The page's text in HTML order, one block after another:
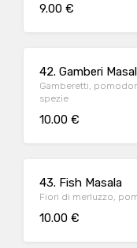
9.00 €
42. Gamberi
Gamberetti,
spezie
10.00 €
43. Fish Masala
Fiori di merluzzo,
10.00 €